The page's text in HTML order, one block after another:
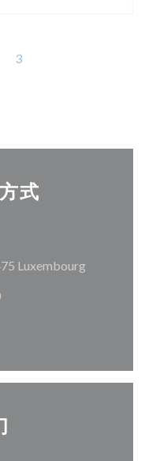
3
式
Luxembourg((在新窗
((在新窗口中打开))
((在新窗口中